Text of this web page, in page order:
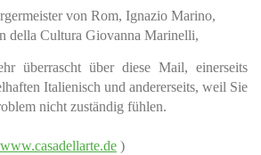
von Rom, Ignazio Marino,
della Cultura Giovanna Marinelli,
überrascht über diese Mail, einerseits
Italienisch und andererseits, weil Sie
nicht zuständig fühlen.
www.casadellarte.de )